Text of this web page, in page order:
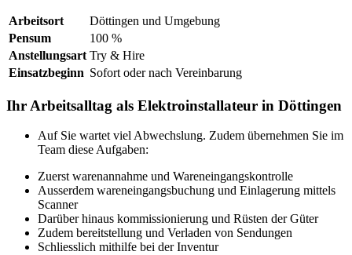
Arbeitsort
Döttingen und Umgebung
Pensum
100 %
Anstellungsart Try & Hire
Einsatzbeginn Sofort oder nach Vereinbarung
Ihr Arbeitsalltag als Elektroinstallateur in Döttingen
Auf Sie wartet viel Abwechslung. Zudem übernehmen Sie im
Team diese Aufgaben:
Zuerst warenannahme und Wareneingangskontrolle
Ausserdem wareneingangsbuchung und Einlagerung mittels
Scanner
Darüber hinaus kommissionierung und Rüsten der Güter
Zudem bereitstellung und Verladen von Sendungen
Schliesslich mithilfe bei der Inventur